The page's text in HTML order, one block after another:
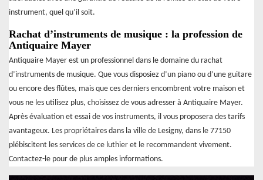
instrument, quel qu’il soit.
Rachat d’instruments de musique : la profession de
Antiquaire Mayer
Antiquaire Mayer est un professionnel dans le domaine du rachat
d’instruments de musique. Que vous disposiez d’un piano ou d’une guitare
ou encore des flûtes, mais que ces derniers encombrent votre maison et
vous ne les utilisez plus, choisissez de vous adresser à Antiquaire Mayer.
Après évaluation et essai de vos instruments, il vous proposera des tarifs
avantageux. Les propriétaires dans la ville de Lesigny, dans le 77150
plébiscitent les services de ce luthier et le recommandent vivement.
Contactez-le pour de plus amples informations.